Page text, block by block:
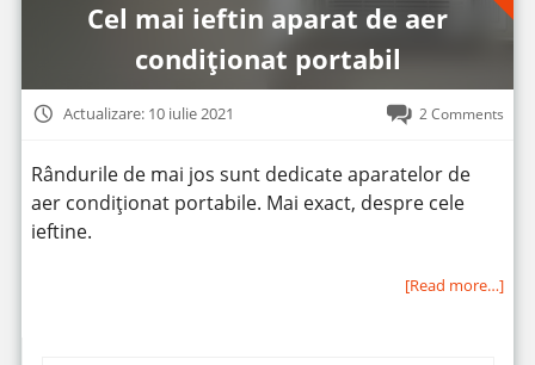
Cel mai ieftin aparat de aer
condiționat portabil
Actualizare: 10 iulie 2021 2 Comments
Rândurile de mai jos sunt dedicate aparatelor de
aer condiționat portabile. Mai exact, despre cele
ieftine.
[Read more…]